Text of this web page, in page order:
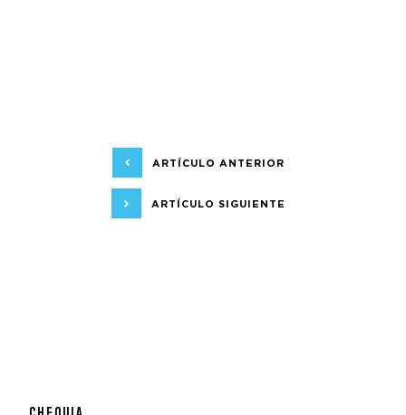
ARTÍCULO ANTERIOR
ARTÍCULO SIGUIENTE